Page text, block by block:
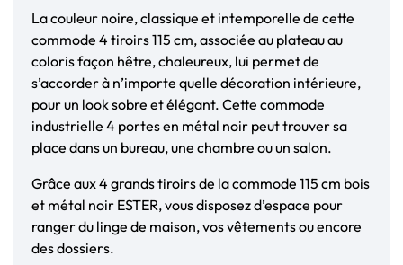
La couleur noire, classique et intemporelle de cette
commode 4 tiroirs 115 cm, associée au plateau au
coloris façon hêtre, chaleureux, lui permet de
s’accorder à n’importe quelle décoration intérieure,
pour un look sobre et élégant. Cette commode
industrielle 4 portes en métal noir peut trouver sa
place dans un bureau, une chambre ou un salon.
Grâce aux 4 grands tiroirs de la commode 115 cm bois
et métal noir ESTER, vous disposez d’espace pour
ranger du linge de maison, vos vêtements ou encore
des dossiers.